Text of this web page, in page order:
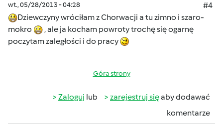
wt., 05/28/2013 - 04:28
#4
Dziewczyny wróciłam z Chorwacji a tu zimno i szaro-
mokro
, ale ja kocham powroty trochę się ogarnę
poczytam zaległości i do pracy
Góra strony
Zaloguj lub zarejestruj sięaby dodawać
komentarze